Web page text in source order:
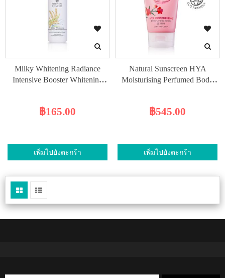
Milky Whitening Radiance
Intensive Booster Whitening
฿165.00
เพิ่มไปยังตะกร้า
Natural Sunscreen HYA
Moisturising Perfumed Body
฿545.00
เพิ่มไปยังตะกร้า